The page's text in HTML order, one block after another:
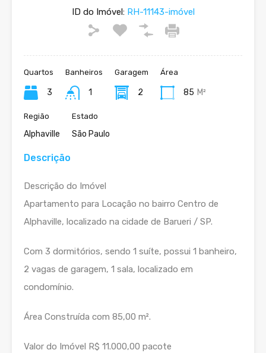
ID do Imóvel:RH-11143-imóvel
Quartos
3
Banheiros
1
Garagem
2
Área
85 M²
Região
Alphaville
Estado
São Paulo
Descrição
Descrição do Imóvel
Apartamento para Locação no bairro Centro de
Alphaville, localizado na cidade de Barueri / SP.
Com 3 dormitórios, sendo 1 suíte, possui 1 banheiro,
2 vagas de garagem, 1 sala, localizado em
condomínio.
Área Construída com 85,00 m².
Valor do Imóvel R$ 11.000,00 pacote